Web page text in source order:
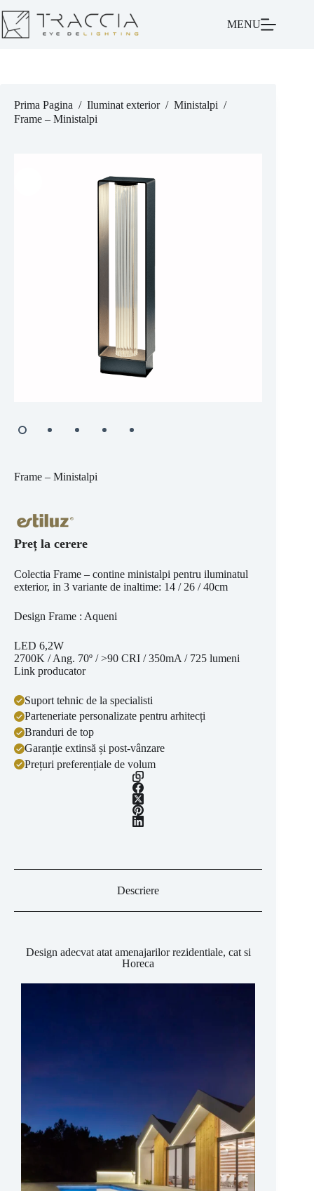
MENU
Prima Pagina / Iluminat exterior / Ministalpi /
Frame – Ministalpi
Frame – Ministalpi
Preț la cerere
Colectia Frame – contine ministalpi pentru iluminatul
exterior, in 3 variante de inaltime: 14 / 26 / 40cm
Design Frame : Aqueni
LED 6,2W
2700K / Ang. 70º / >90 CRI / 350mA / 725 lumeni
Link producator
Suport tehnic de la specialisti
Parteneriate personalizate pentru arhitecți
Branduri de top
Garanție extinsă și post-vânzare
Prețuri preferențiale de volum
Descriere
Design adecvat atat amenajarilor rezidentiale, cat si
Horeca